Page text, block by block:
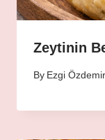
Zeytinin
By Ezgi Özdemir